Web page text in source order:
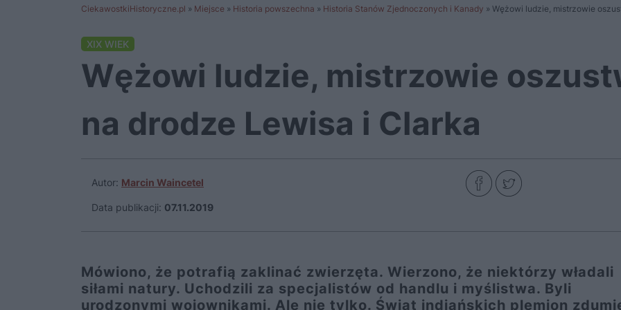
CiekawostkiHistoryczne.pl » Miejsce » Historia powszechna » Historia Stanów Zjednoczonych i Kanady » Wężowi ludzie, mistrzowie
XIX WIEK
Wężowi ludzie, mistrzowie
na drodze Lewisa i Clarka
Autor: Marcin Waincetel
Data publikacji: 07.11.2019
Mówiono, że potrafią zaklinać zwierzęta. Wierzono, że niektórzy władali
siłami natury. Uchodzili za specjalistów od handlu i myślistwa. Byli
urodzonymi wojownikami. Ale nie tylko. Świat indiańskich plemion